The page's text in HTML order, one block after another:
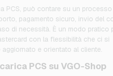
PCS, può contare su un processo
pagamento sicuro, invio del
di necessità. È un modo pratico
con la flessibilità che ci si
e orientato al cliente.
PCS su VGO-Shop